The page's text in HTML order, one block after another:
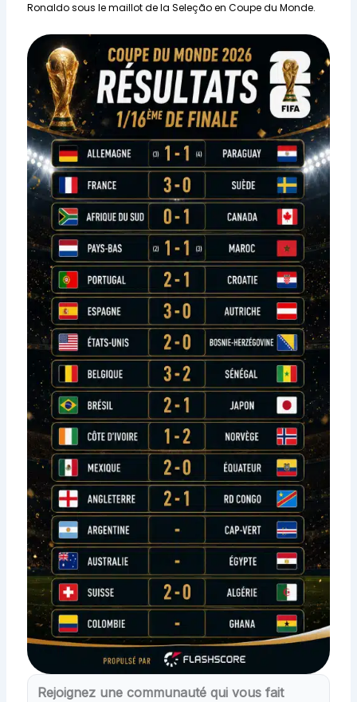
Ronaldo sous le maillot de la Seleção en Coupe du Monde.
Rejoignez une communauté qui vous fait